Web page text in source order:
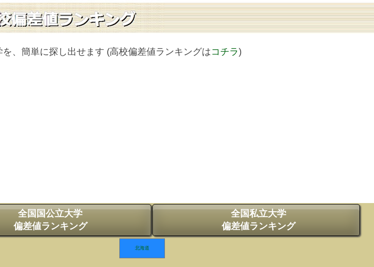
、簡単に探し出せます (高校偏差値ランキングはコチラ)
全国国公立大学
偏差値ランキング
全国私立大学
偏差値ランキング
北海道